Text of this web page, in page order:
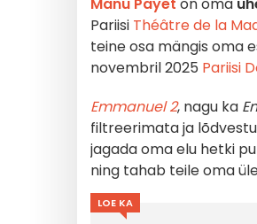
Pariisi Théâtre de la
teine osa mängis oma
novembril 2025 Pariisi
Emmanuel 2, nagu ka
filtreerimata ja
jagada oma elu hetki
ning tahab teile oma
LOE KA